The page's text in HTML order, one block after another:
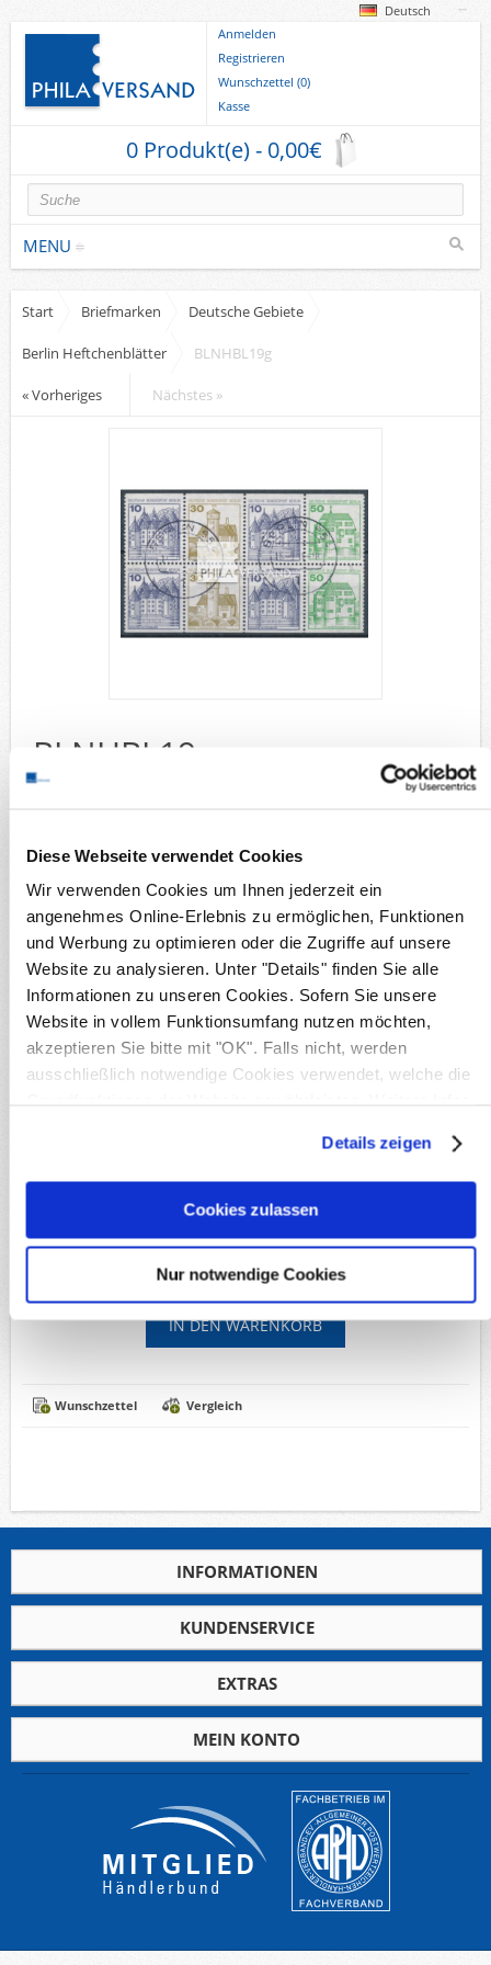
Diese Webseite verwendet Cookies
Wir verwenden Cookies um Ihnen jederzeit ein
angenehmes Online-Erlebnis zu ermöglichen, Funktionen
und Werbung zu optimieren oder die Zugriffe auf unsere
Website zu analysieren. Unter "Details" finden Sie alle
Informationen zu unseren Cookies. Sofern Sie unsere
Website in vollem Funktionsumfang nutzen möchten,
akzeptieren Sie bitte mit "OK". Falls nicht, werden
ausschließlich notwendige Cookies verwendet, welche die
Details zeigen
Cookies zulassen
Nur notwendige Cookies
Deutsch
Anmelden
Registrieren
Wunschzettel (0)
Kasse
0 Produkt(e) - 0,00€
MENU
Briefmarken
Deutsche Gebiete
Europa
Deutsche Gebiete
Sammlungen u. Lots
Fehllistenbearbeitung
Start Briefmarken Deutsche Gebiete
Berlin Heftchenblätter BLNHBL19g
« Vorheriges Nächstes »
BLNHBL19g
Burgen + Schlösser 1980 - sauber gestempelt
Briefmarken
Deutsche Gebiete
Berlin Heftchenblätter
Details
Verfügbarkeit:1
Produktnr.:BLNHBL19g
Michel-Nr.: 19
Lieferzeit:Innerhalb von 5 Werktagen
3,50€
Inkl. MwSt, zzgl. Versandkosten
Wunschzettel Vergleich
Wunschzettel
Vergleich
INFORMATIONEN
KUNDENSERVICE
EXTRAS
MEIN KONTO